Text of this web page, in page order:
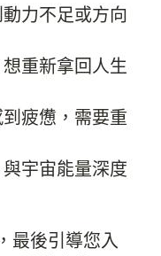
力不足或方向
重新拿回人生
疲憊，需要重
宇宙能量深度
最後引導您入